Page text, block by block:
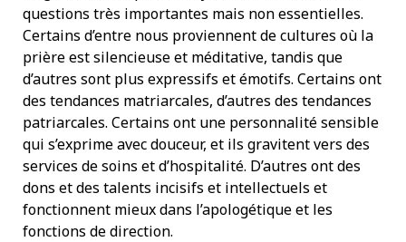
questions très importantes mais non essentielles.
Certains d’entre nous proviennent de cultures où la
prière est silencieuse et méditative, tandis que
d’autres sont plus expressifs et émotifs. Certains ont
des tendances matriarcales, d’autres des tendances
patriarcales. Certains ont une personnalité sensible
qui s’exprime avec douceur, et ils gravitent vers des
services de soins et d’hospitalité. D’autres ont des
dons et des talents incisifs et intellectuels et
fonctionnent mieux dans l’apologétique et les
fonctions de direction.